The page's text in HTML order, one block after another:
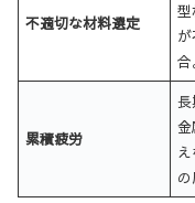
不適切な材料選定
型
合
累積疲労
長
の